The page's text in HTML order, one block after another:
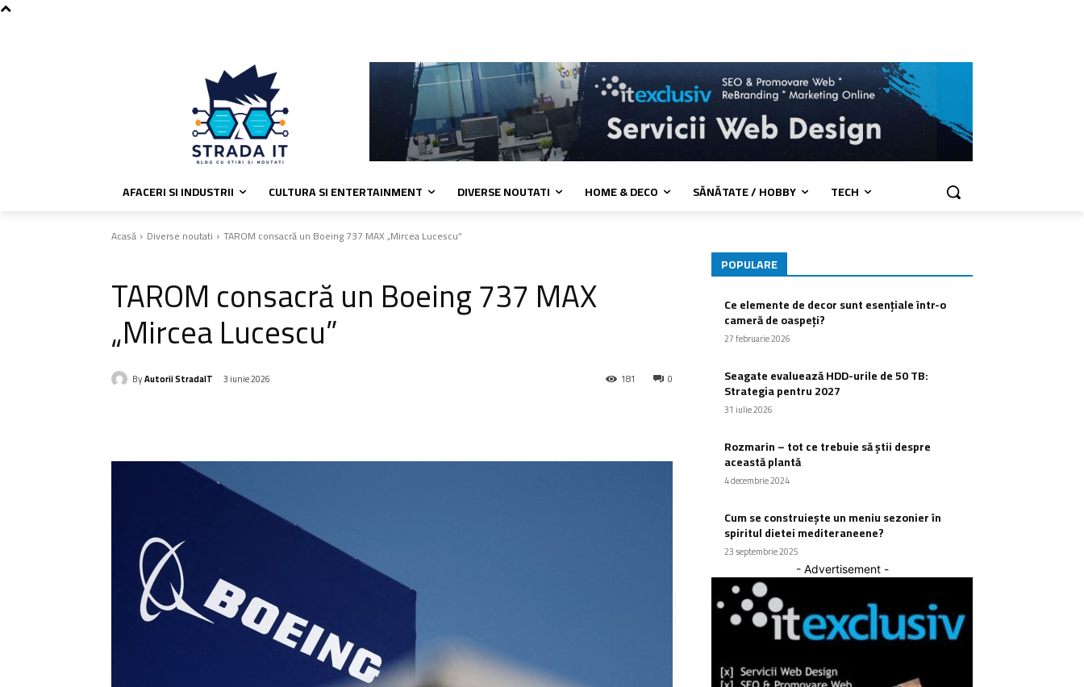
AFACERI SI INDUSTRII CULTURA SI ENTERTAINMENT DIVERSE NOUTATI HOME & DECO SĂNĂTATE / HOBBY TECH
Acasă Diverse noutati TAROM consacră un Boeing 737 MAX „Mircea Lucescu”
TAROM consacră un Boeing 737 MAX
„Mircea Lucescu”
ByAutorii StradaIT 3 iunie 2026 0
181
POPULARE
Ce elemente de decor sunt esențiale într-o
cameră de oaspeți?
27 februarie 2026
Seagate evaluează HDD-urile de 50 TB:
Strategia pentru 2027
31 iulie 2026
Rozmarin – tot ce trebuie să știi despre
această plantă
4 decembrie 2024
Cum se construiește un meniu sezonier în
spiritul dietei mediteraneene?
23 septembrie 2025
- Advertisement -